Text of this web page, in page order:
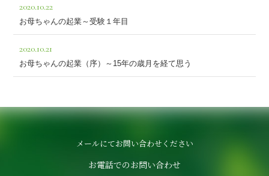
2020.10.22
お母ちゃんの起業～受験１年目
2020.10.21
お母ちゃんの起業（序）～15年の歳月を経て思う
メールにてお問い合わせください
お電話でのお問い合わせ